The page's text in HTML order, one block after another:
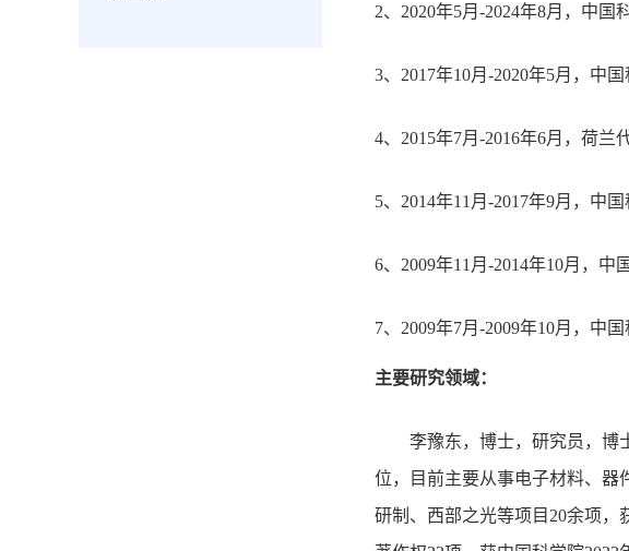
2、2020年5月-2024年8月，中
3、2017年10月-2020年5月，中
4、2015年7月-2016年6月，荷
5、2014年11月-2017年9月，中
6、2009年11月-2014年10月，
7、2009年7月-2009年10月，中
主要研究领域：
李豫东，博士，研究员，博士
位，目前主要从事电子材料、器
研制、西部之光等项目20余项，